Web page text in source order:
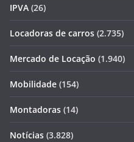
IPVA (26)
Locadoras de carros (2.735)
Mercado de Locação (1.940)
Mobilidade (154)
Montadoras (14)
Notícias (3.828)